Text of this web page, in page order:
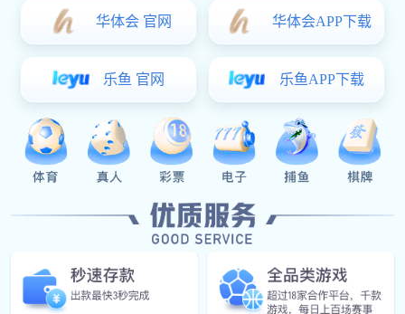
红桃国际:红桃国际涤纶短纤统一油剂QL-108 纺
织柔软剂处理剂